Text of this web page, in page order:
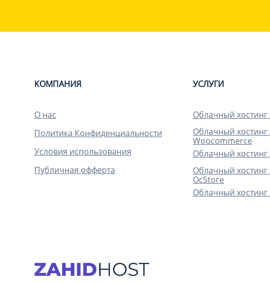
КОМПАНИЯ
О нас
Политика Конфиденциальности
Условия использования
Публичная офферта
УСЛУГИ
Облачный хостинг
Облачный хостинг
Woocommerce
Облачный хостинг
Облачный хостинг
OcStore
Облачный хостинг